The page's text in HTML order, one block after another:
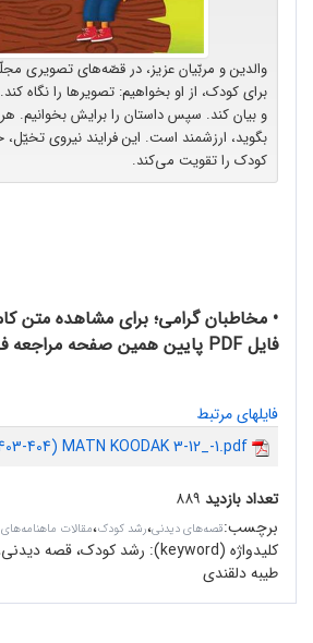
والدین و مربّیان عزیز، در قصّه‌های تصویری
برای کودک، از او بخواهیم: تصویرها را نگاه
و بیان کند. سپس داستان را برایش بخوانیم.
بگوید، ارزشمند است. این فرایند نیروی
کودک را تقویت می‌‌کند.
• مخاطبان گرامی؛ برای مشاهده متن
فایل PDF پایین همین صفحه مراجعه فرمایید.
فایلهای مرتبط
404) MATN KOODAK 3-12_-1.pdf
تعداد بازدید ۸۸۹
برچسب:قصه‌های دیدنی،رشد کودک،مقالات
کلیدواژه (keyword):
رشد کودک، قصه دیدنی،
طیبه دلقندی